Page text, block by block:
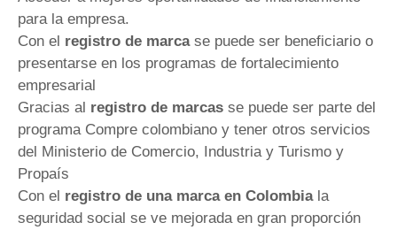
para la empresa.
Con el registro de marcase puede ser beneficiario o
presentarse en los programas de fortalecimiento
empresarial
Gracias al registro de marcas se puede ser parte del
programa Compre colombiano y tener otros servicios
del Ministerio de Comercio, Industria y Turismo y
Propaís
Con el registro de una marca en Colombiala
seguridad social se ve mejorada en gran proporción